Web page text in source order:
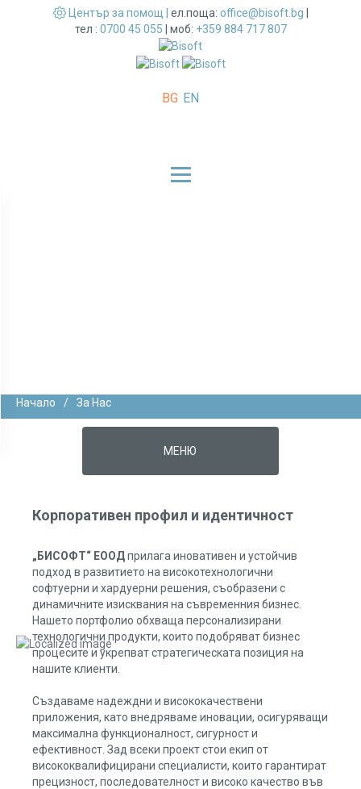
Център за помощ | ел.поща: office@bisoft.bg
тел : 0700 45 055 моб: +359 884 717 807
BG EN
Начало / За Нас
МЕНЮ
Корпоративен профил и идентичност
„БИСОФТ“ ЕООДприлага иновативен и устойчив
подход в развитието на високотехнологични
софтуерни и хардуерни решения, съобразени с
динамичните изисквания на съвременния бизнес.
Нашето портфолио обхваща персонализирани
технологични продукти, които подобряват бизнес
процесите и укрепват стратегическата позиция на
нашите клиенти.
Създаваме надеждни и висококачествени
приложения, като внедряваме иновации, осигуряващи
максимална функционалност, сигурност и
ефективност. Зад всеки проект стои екип от
висококвалифицирани специалисти, които гарантират
прецизност, последователност и високо качество във